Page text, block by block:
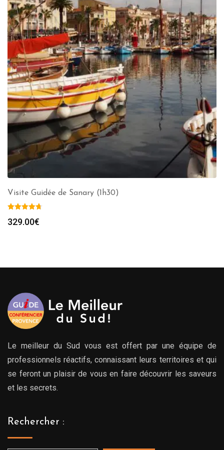
Visite Guidée de Sanary (1h30)
329.00€
Le meilleur du Sud vous est offert par une équipe de
professionnels réactifs, connaissant leurs territoires et qui
se feront un plaisir de vous en faire découvrir les saveurs
et les secrets.
Rechercher :